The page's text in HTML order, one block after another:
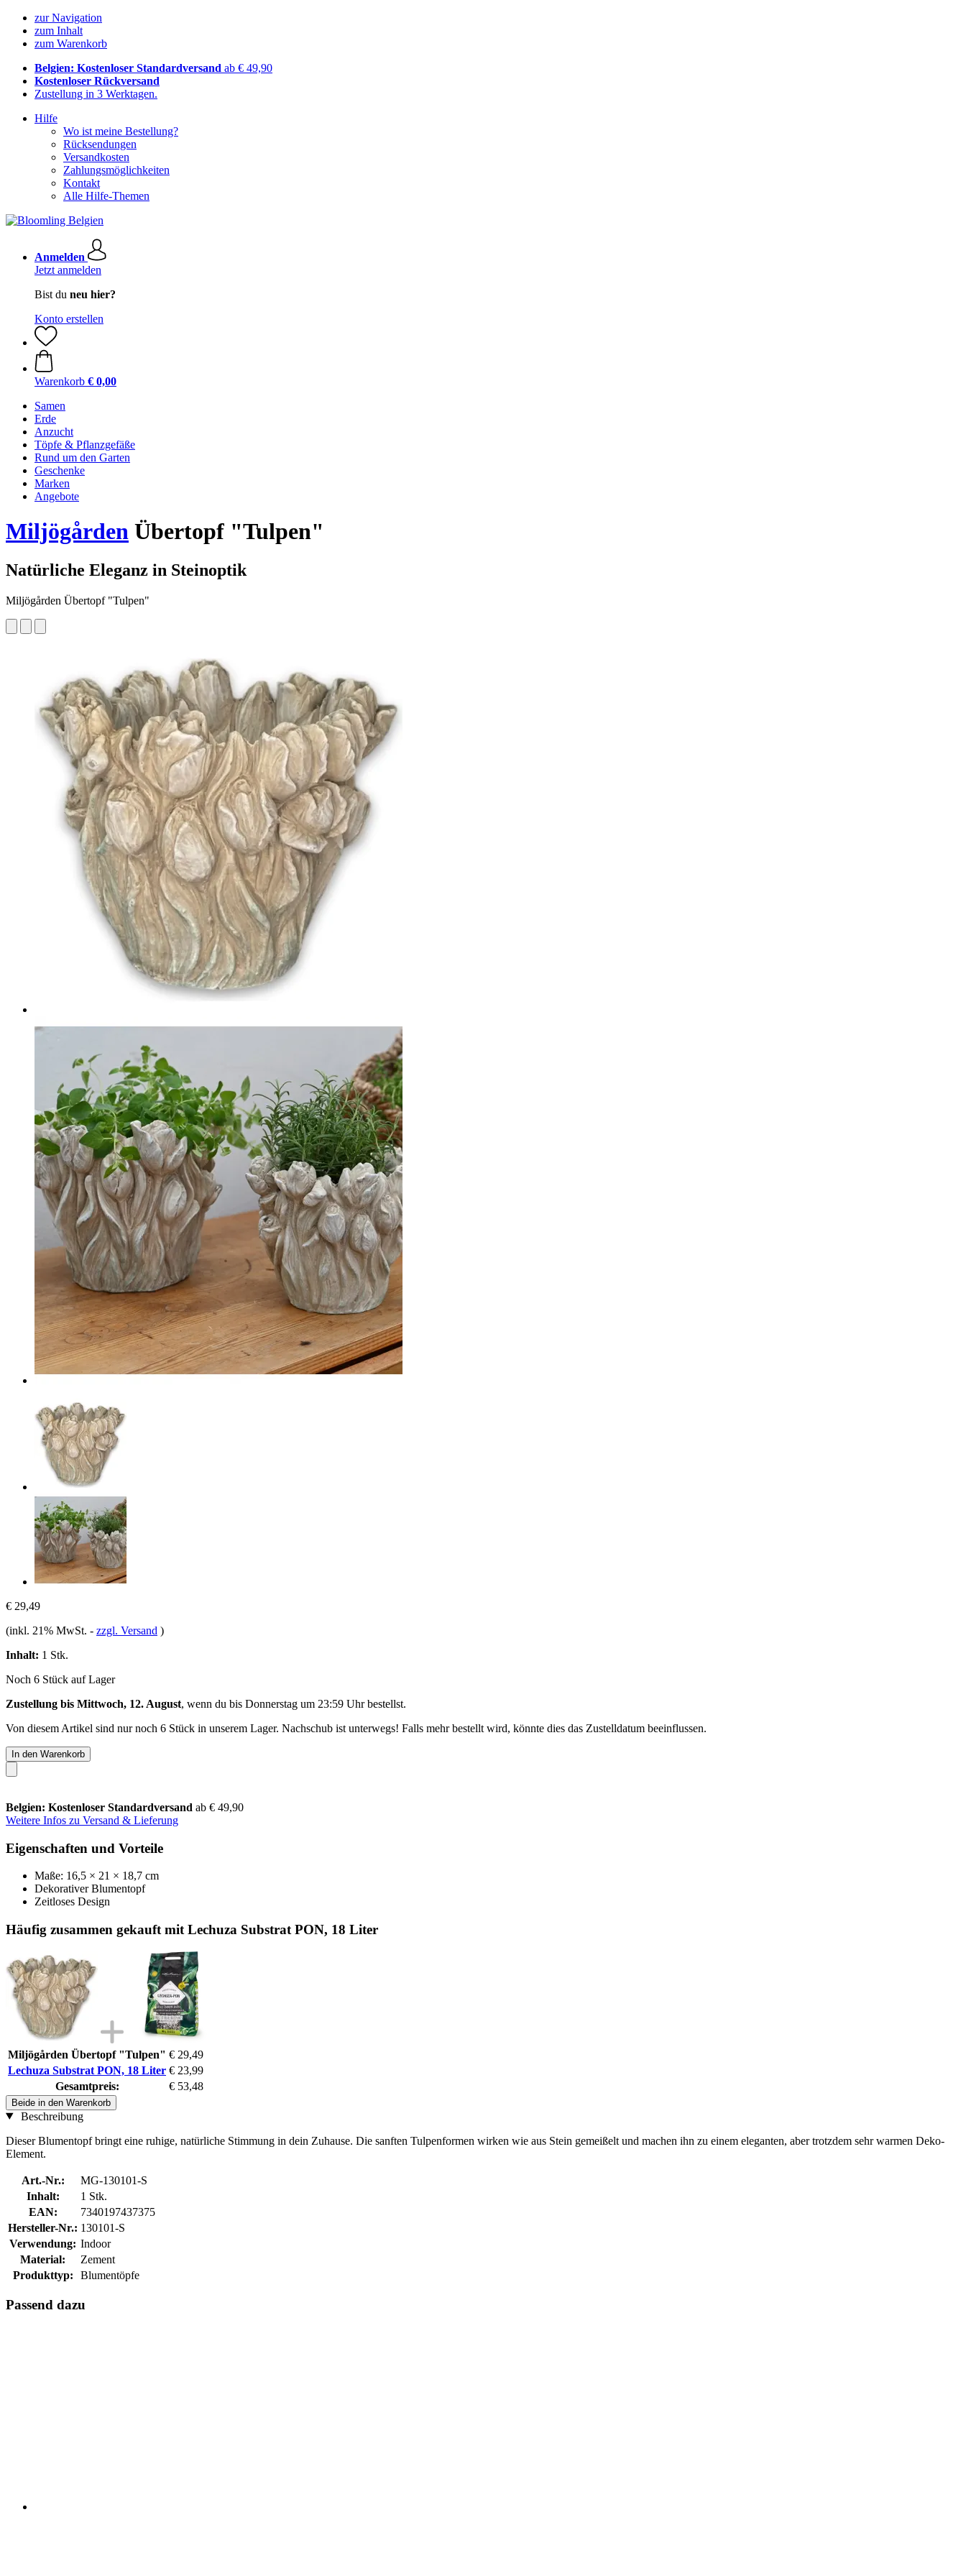
zur Navigation
zum Inhalt
zum Warenkorb
Belgien: Kostenloser Standardversand ab € 49,90
Kostenloser Rückversand
Zustellung in 3 Werktagen.
Hilfe
Wo ist meine Bestellung?
Rücksendungen
Versandkosten
Zahlungsmöglichkeiten
Kontakt
Alle Hilfe-Themen
Anmelden
Jetzt anmelden
Bist du neu hier?
Konto erstellen
Warenkorb € 0,00
Samen
Erde
Anzucht
Töpfe & Pflanzgefäße
Rund um den Garten
Geschenke
Marken
Angebote
Miljögården Übertopf "Tulpen"
Natürliche Eleganz in Steinoptik
Miljögården Übertopf "Tulpen"
€ 29,49
(inkl. 21% MwSt. - zzgl. Versand )
Inhalt: 1 Stk.
Noch 6 Stück auf Lager
Zustellung bis Mittwoch, 12. August, wenn du bis Donnerstag um 23:59 Uhrbestellst.
Von diesem Artikel sind nur noch 6 Stück in unserem Lager. Nachschub ist unterwegs! Falls mehr bestellt wird, könnte dies das Zustelldatum beeinflussen.
In den Warenkorb
Belgien: Kostenloser Standardversand ab € 49,90
Weitere Infos zu Versand & Lieferung
Eigenschaften und Vorteile
Maße: 16,5 × 21 × 18,7 cm
Dekorativer Blumentopf
Zeitloses Design
Häufig zusammen gekauft mit Lechuza Substrat PON, 18 Liter
Miljögården Übertopf "Tulpen" € 29,49
Lechuza Substrat PON, 18 Liter € 23,99
Gesamtpreis:
€ 53,48
Beide in den Warenkorb
Beschreibung
Dieser Blumentopf bringt eine ruhige, natürliche Stimmung in dein Zuhause. Die sanften Tulpenformen wirken wie aus Stein gemeißelt und machen ihn zu einem eleganten, aber trotzdem sehr warmen Deko-
Element.
Art.-Nr.:
MG-130101-S
Inhalt:
1 Stk.
EAN:
7340197437375
Hersteller-Nr.: 130101-S
Verwendung: Indoor
Material:
Zement
Produkttyp:
Blumentöpfe
Passend dazu